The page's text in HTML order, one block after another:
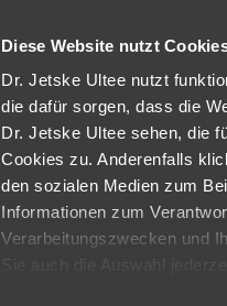
Diese Website nutzt
Dr. Jetske Ultee nutzt
die dafür sorgen, dass die
Dr. Jetske Ultee sehen, die
Cookies zu. Anderenfalls
den sozialen Medien zum
Informationen zum
Verarbeitungszwecken und
Sie auch die Auswahl